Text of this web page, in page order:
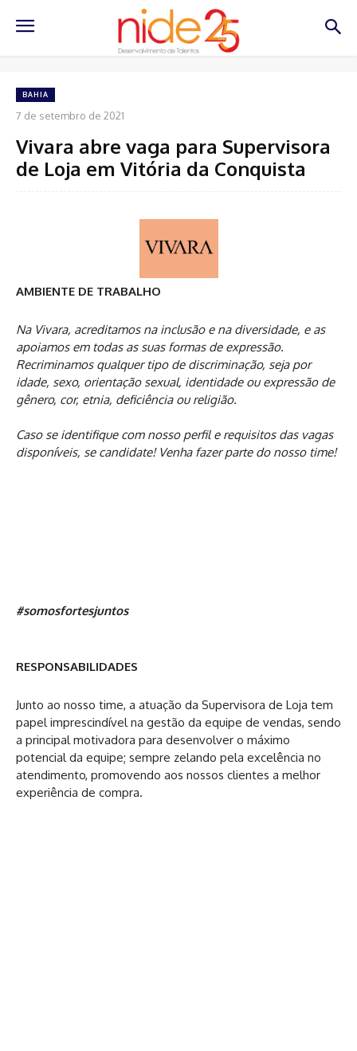
BAHIA
7 de setembro de 2021
Vivara abre vaga para Supervisora
de Loja em Vitória da Conquista
AMBIENTE DE TRABALHO
Na Vivara, acreditamos na inclusão e na diversidade, e as
apoiamos em todas as suas formas de expressão.
Recriminamos qualquer tipo de discriminação, seja por
idade, sexo, orientação sexual, identidade ou expressão de
gênero, cor, etnia, deficiência ou religião.
Caso se identifique com nosso perfil e requisitos das vagas
disponíveis, se candidate! Venha fazer parte do nosso time!
#somosfortesjuntos
RESPONSABILIDADES
Junto ao nosso time, a atuação da Supervisora de Loja tem
papel imprescindível na gestão da equipe de vendas, sendo
a principal motivadora para desenvolver o máximo
potencial da equipe; sempre zelando pela excelência no
atendimento, promovendo aos nossos clientes a melhor
experiência de compra.